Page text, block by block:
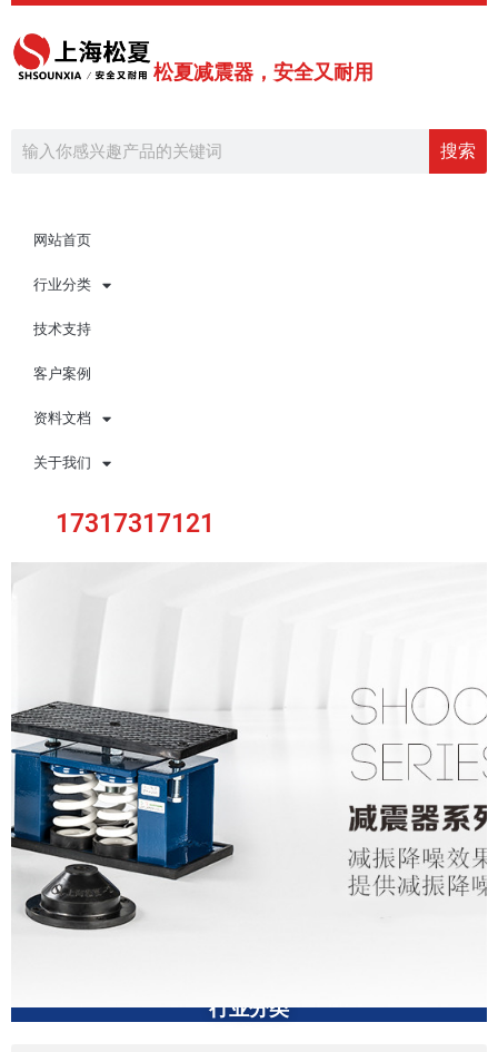
跳
内
松夏减震器，安全又耐用
搜索
网站首页
行业分类
技术支持
客户案例
资料文档
关于我们
17317317121
行业分类